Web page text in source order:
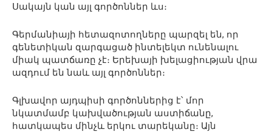
Սակայն կան այլ գործոններ ևս։
Գերմանիայի հետազոտողները պարզել են, որ
գենետիկան զարգացած ինտելեկտ ունենալու
միակ պատճառը չէ։ Երեխայի խելացիության վրա
ազդում են նաև այլ գործոններ։
Գլխավոր այդպիսի գործոններից է՝ մոր
նկատմամբ կախվածության աստիճանը,
հատկապես մինչև երկու տարեկանը։ Այն